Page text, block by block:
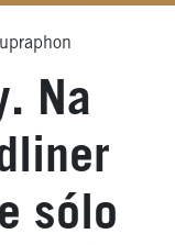
Na
sólo